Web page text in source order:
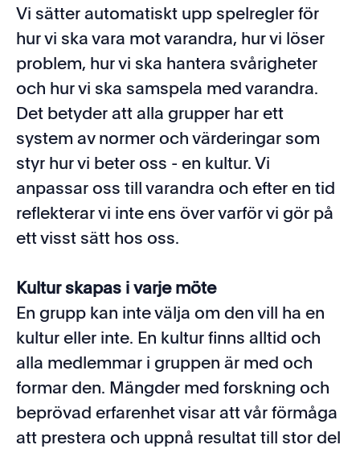
Vi sätter automatiskt upp spelregler för
hur vi ska vara mot varandra, hur vi löser
problem, hur vi ska hantera svårigheter
och hur vi ska samspela med varandra.
Det betyder att alla grupper har ett
system av normer och värderingar som
styr hur vi beter oss - en kultur. Vi
anpassar oss till varandra och efter en tid
reflekterar vi inte ens över varför vi gör på
ett visst sätt hos oss.
Kultur skapas i varje möte
En grupp kan inte välja om den vill ha en
kultur eller inte. En kultur finns alltid och
alla medlemmar i gruppen är med och
formar den. Mängder med forskning och
beprövad erfarenhet visar att vår förmåga
att prestera och uppnå resultat till stor del